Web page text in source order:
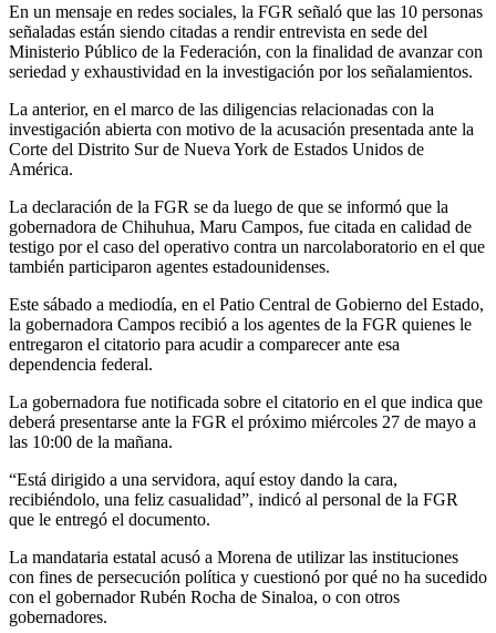
En un mensaje en redes sociales, la FGR señaló que las 10 personas
señaladas están siendo citadas a rendir entrevista en sede del
Ministerio Público de la Federación, con la finalidad de avanzar con
seriedad y exhaustividad en la investigación por los señalamientos.
La anterior, en el marco de las diligencias relacionadas con la
investigación abierta con motivo de la acusación presentada ante la
Corte del Distrito Sur de Nueva York de Estados Unidos de
América.
La declaración de la FGR se da luego de que se informó que la
gobernadora de Chihuhua, Maru Campos, fue citada en calidad de
testigo por el caso del operativo contra un narcolaboratorio en el que
también participaron agentes estadounidenses.
Este sábado a mediodía, en el Patio Central de Gobierno del Estado,
la gobernadora Campos recibió a los agentes de la FGR quienes le
entregaron el citatorio para acudir a comparecer ante esa
dependencia federal.
La gobernadora fue notificada sobre el citatorio en el que indica que
deberá presentarse ante la FGR el próximo miércoles 27 de mayo a
las 10:00 de la mañana.
“Está dirigido a una servidora, aquí estoy dando la cara,
recibiéndolo, una feliz casualidad”, indicó al personal de la FGR
que le entregó el documento.
La mandataria estatal acusó a Morena de utilizar las instituciones
con fines de persecución política y cuestionó por qué no ha sucedido
con el gobernador Rubén Rocha de Sinaloa, o con otros
gobernadores.